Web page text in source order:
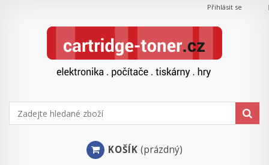
Přihlásit se
KOŠÍK (prázdný)